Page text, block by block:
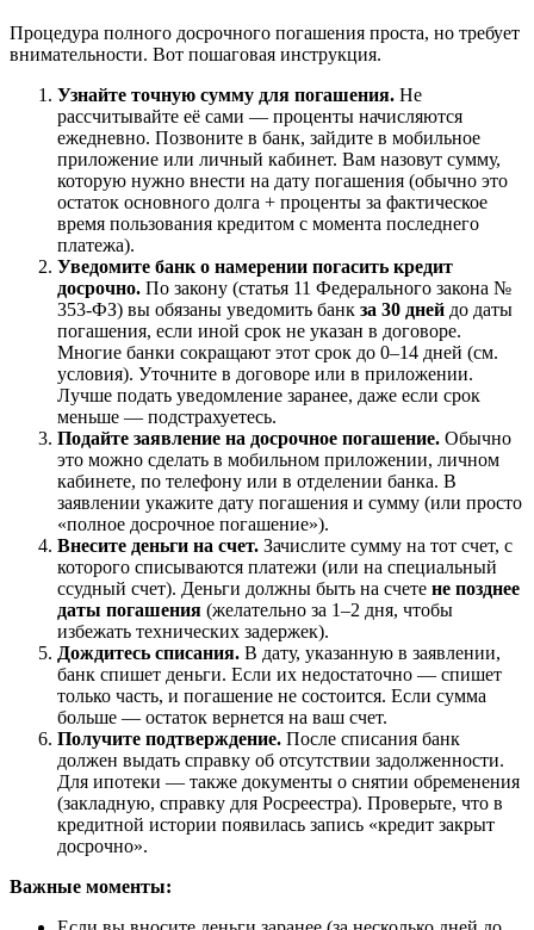
Процедура полного досрочного погашения проста, но требует
внимательности. Вот пошаговая инструкция.
Узнайте точную сумму для погашения. Не
рассчитывайте её сами — проценты начисляются
ежедневно. Позвоните в банк, зайдите в мобильное
приложение или личный кабинет. Вам назовут сумму,
которую нужно внести на дату погашения (обычно это
остаток основного долга + проценты за фактическое
время пользования кредитом с момента последнего
платежа).
Уведомите банк о намерении погасить кредит
досрочно. По закону (статья 11 Федерального закона №
353-ФЗ) вы обязаны уведомить банк за 30 дней до даты
погашения, если иной срок не указан в договоре.
Многие банки сокращают этот срок до 0–14 дней (см.
условия). Уточните в договоре или в приложении.
Лучше подать уведомление заранее, даже если срок
меньше — подстрахуетесь.
Подайте заявление на досрочное погашение. Обычно
это можно сделать в мобильном приложении, личном
кабинете, по телефону или в отделении банка. В
заявлении укажите дату погашения и сумму (или просто
«полное досрочное погашение»).
Внесите деньги на счет. Зачислите сумму на тот счет, с
которого списываются платежи (или на специальный
ссудный счет). Деньги должны быть на счете не позднее
даты погашения (желательно за 1–2 дня, чтобы
избежать технических задержек).
Дождитесь списания. В дату, указанную в заявлении,
банк спишет деньги. Если их недостаточно — спишет
только часть, и погашение не состоится. Если сумма
больше — остаток вернется на ваш счет.
Получите подтверждение. После списания банк
должен выдать справку об отсутствии задолженности.
Для ипотеки — также документы о снятии обременения
(закладную, справку для Росреестра). Проверьте, что в
кредитной истории появилась запись «кредит закрыт
досрочно».
Важные моменты: